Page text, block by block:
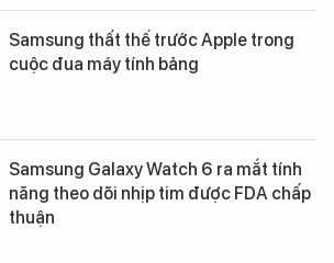
Samsung thất thế trước Apple trong
cuộc đua máy tính bảng
Samsung Galaxy Watch 6 ra mắt tính
năng theo dõi nhịp tim được FDA chấp
thuận